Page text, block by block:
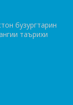
бузургтарин
таърихи